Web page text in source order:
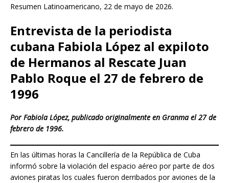
Resumen Latinoamericano, 22 de mayo de 2026.
Entrevista de la periodista
cubana Fabiola López al expiloto
de Hermanos al Rescate Juan
Pablo Roque el 27 de febrero de
1996
Por Fabiola López, publicado originalmente en Granma el 27 de
febrero de 1996.
En las últimas horas la Cancillería de la República de Cuba
informó sobre la violación del espacio aéreo por parte de dos
aviones piratas los cuales fueron derribados por aviones de la